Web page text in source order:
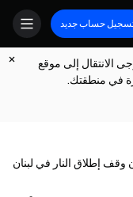
حساب جديد
الانتقال إلى موقع
في منطقتك.
إطلاق النار في لبنان